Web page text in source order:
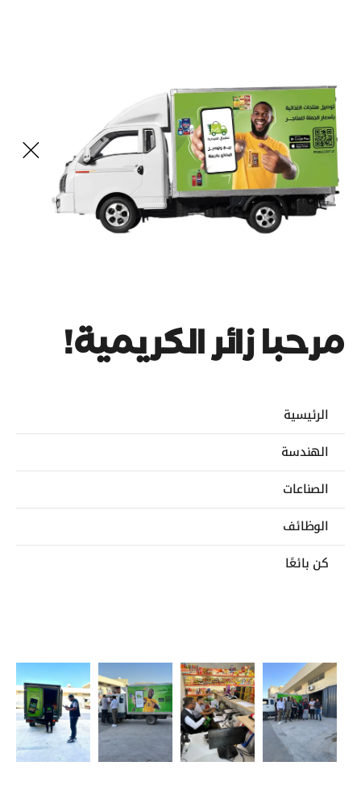
مرحبا زائر الكريمية!
الرئيسية
الهندسة
الصناعات
الوظائف
كن بائعًا